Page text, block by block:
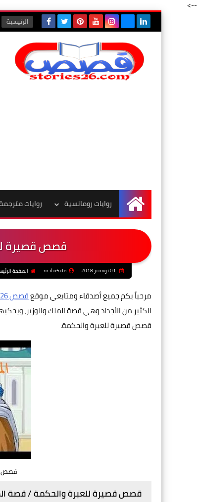
-->
الرئيسية
الرئيسية
روايات رومانسية روايات
قصص قصيرة
مليكة أحمد الصفحة
مرحباً بكم جميع أصدقاء ومتابعي موقعقصص 26
الكثير من الأجداد وهي قصة الملك والوزير،
قصص قصيرة للعبرة والحكمة.
قصص
قصص قصيرة للعبرة والحكمة / قصة